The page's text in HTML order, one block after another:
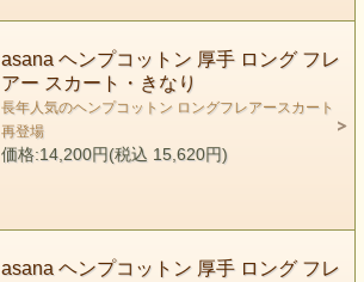
asana ヘンプコットン 厚手 ロング フレ
アー スカート・きなり
長年人気のヘンプコットン ロングフレアースカート
再登場
価格:14,200円(税込 15,620円)
asana ヘンプコットン 厚手 ロング フレ